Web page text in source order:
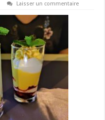
Laisser un commentaire